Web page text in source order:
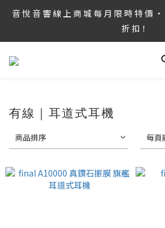
8/6 ~ 8/9 第36屆 TAA 國 際 Hi-End 音
音 響 1127 號 房 期 待 與
音 悅 音 響 線 上 商 城 每 月 限 時 特 價
折 扣！
8/6 ~ 8/9 第36屆 TAA 國 際 Hi-End 音
有線｜耳道式耳機
商品排序 每頁